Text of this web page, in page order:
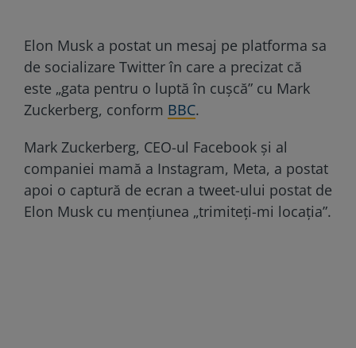
Elon Musk a postat un mesaj pe platforma sa
de socializare Twitter în care a precizat că
este „gata pentru o luptă în cușcă” cu Mark
Zuckerberg, conform BBC.
Mark Zuckerberg, CEO-ul Facebook și al
companiei mamă a Instagram, Meta, a postat
apoi o captură de ecran a tweet-ului postat de
Elon Musk cu mențiunea „trimiteți-mi locația”.